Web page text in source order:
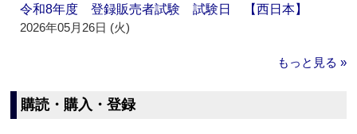
令和8年度 登録販売者試験 試験日 【西日本】
2026年05月26日 (火)
もっと見る »
購読・購入・登録